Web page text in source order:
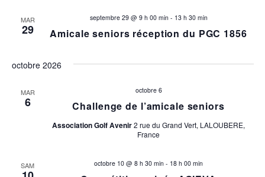
MAR
29 Amicale seniors réception du PGC 1856
septembre 29 @ 9 h 00 min- 13 h 30 min
octobre 2026
MAR
6 Challenge de l’amicale seniors
octobre 6
Association Golf Avenir2 rue du Grand Vert, LALOUBERE,
France
SAM octobre 10 @ 8 h 30 min - 18 h 00 min